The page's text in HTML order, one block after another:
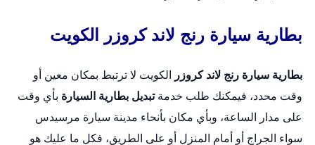
بطارية سيارة رنج لاند كروزر الكويت
بطارية سيارة رنج لاند كروزر
الكويت لا ترتبط بمكان معين أو
وقت محدد، فيمكنك طلب خدمةتبديل بطارية السيارة بأي وقت
على مدار الساعة، وبأي مكان بأنحاء مدينة سيارة مرسيدس
سواء الجراج أو أمام المنزل أو على الطريق، فكل ما عليك هو